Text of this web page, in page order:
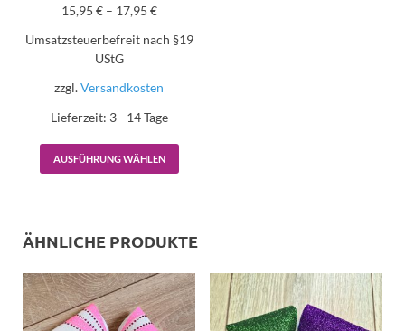
15,95 €– 17,95 €
Umsatzsteuerbefreit nach §19
UStG
zzgl.Versandkosten
Lieferzeit: 3 - 14 Tage
AUSFÜHRUNG WÄHLEN
ÄHNLICHE PRODUKTE